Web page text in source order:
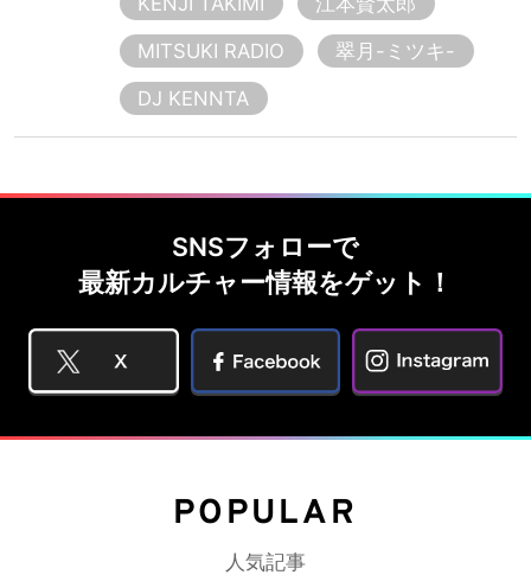
MITSUKI RADIO
翠月-ミツキ-
DJ KENNTA
SNSフォローで
最新カルチャー情報をゲット！
POPULAR
人気記事